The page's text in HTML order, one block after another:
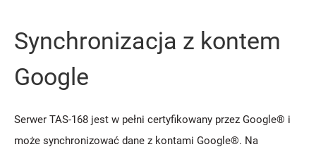
Synchronizacja z kontem
Google
Serwer TAS-168 jest w pełni certyfikowany przez Google® i
może synchronizować dane z kontami Google®. Na